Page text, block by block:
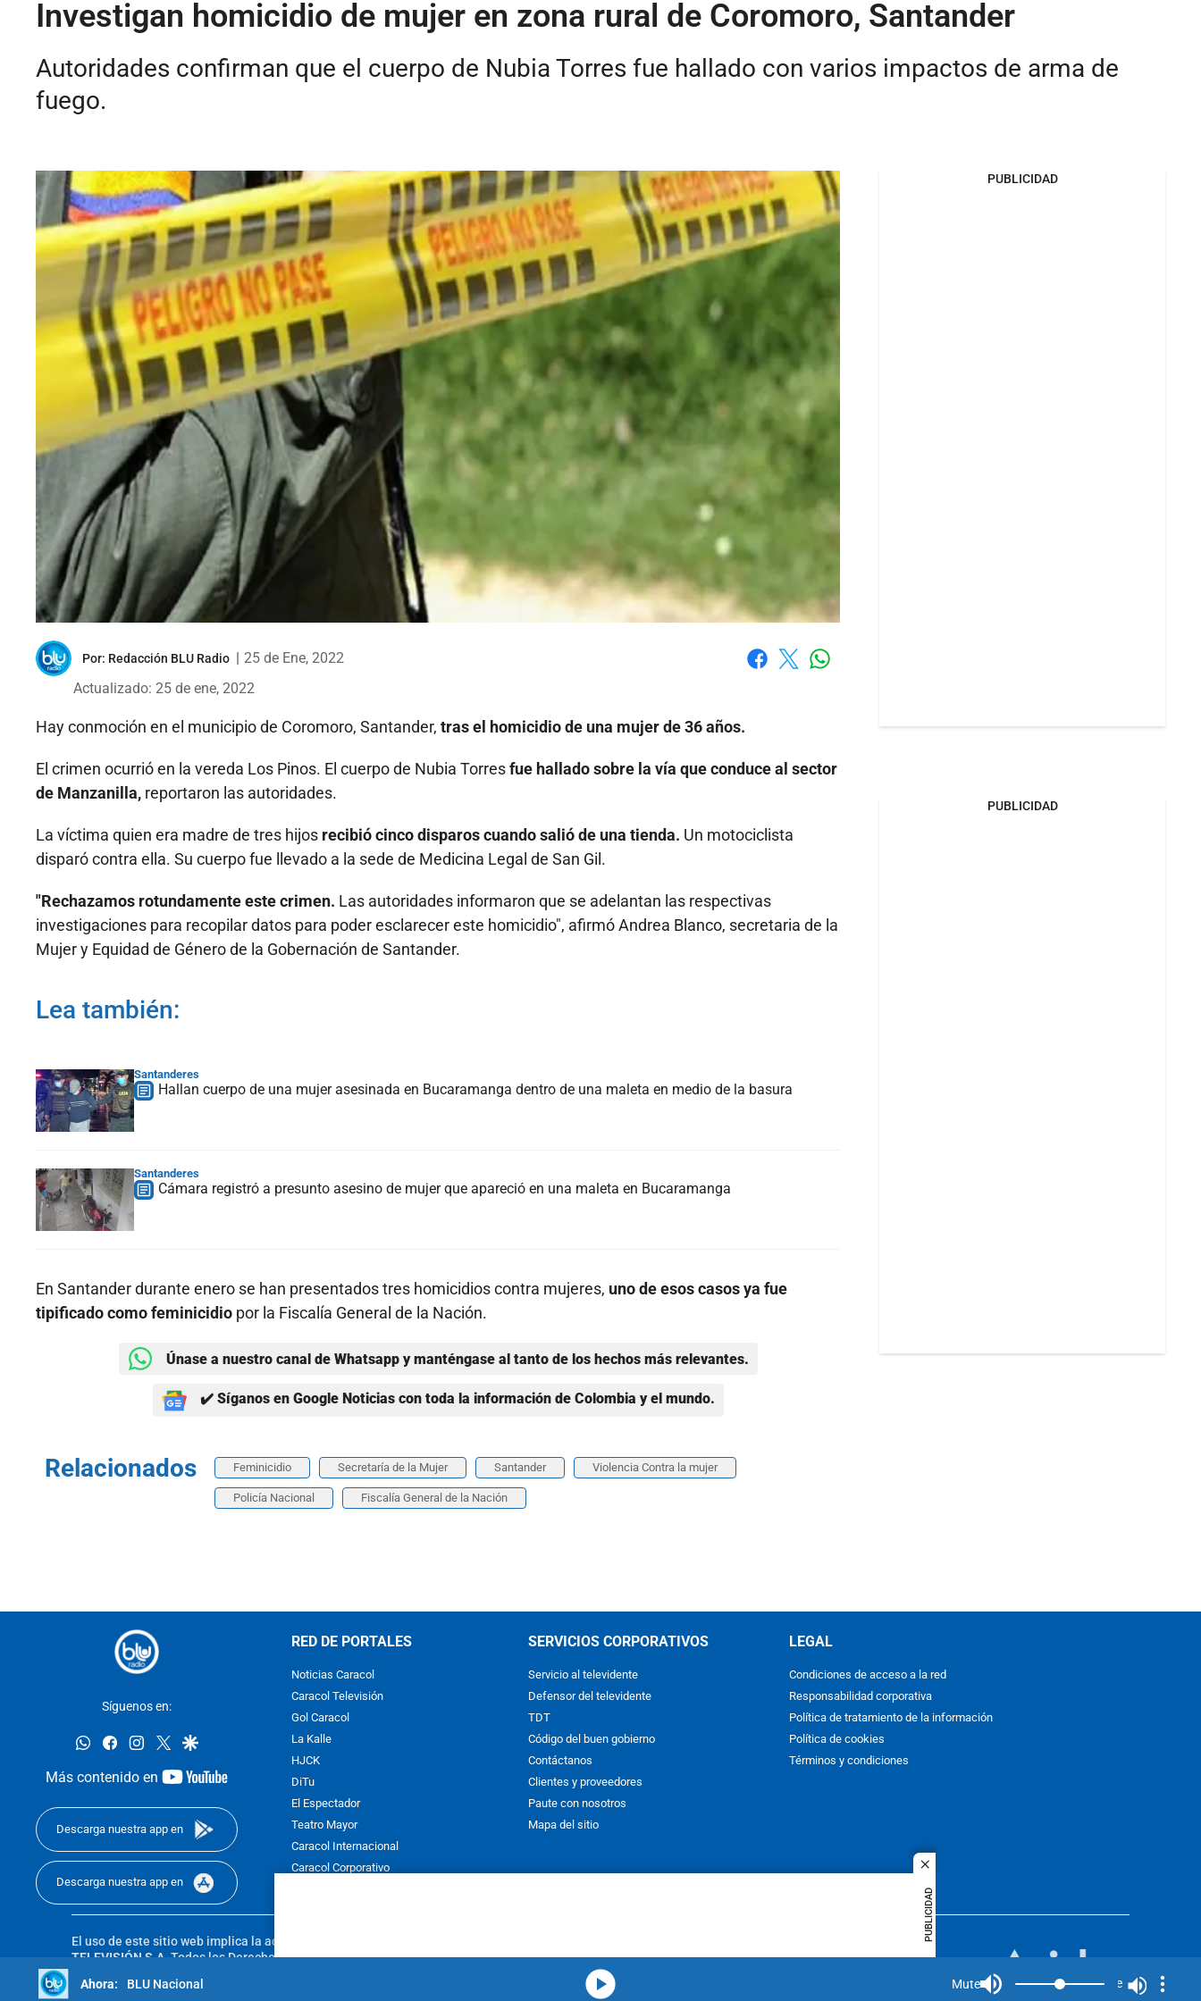
close
PUBLICIDAD
Investigan homicidio de mujer en zona rural de Coromoro, Santander
Autoridades confirman que el cuerpo de Nubia Torres fue hallado con varios impactos de arma de
fuego.
Por: Redacción BLU Radio
25 de Ene, 2022
Actualizado: 25 de ene, 2022
Hay conmoción en el municipio de Coromoro, Santander, tras el homicidio de una mujer de 36 años.
El crimen ocurrió en la vereda Los Pinos. El cuerpo de Nubia Torresfue hallado sobre la vía que conduce al sector
de Manzanilla, reportaron las autoridades.
La víctima quien era madre de tres hijos recibió cinco disparos cuando salió de una tienda. Un motociclista
disparó contra ella. Su cuerpo fue llevado a la sede de Medicina Legal de San Gil.
"Rechazamos rotundamente este crimen. Las autoridades informaron que se adelantan las respectivas
investigaciones para recopilar datos para poder esclarecer este homicidio", afirmó Andrea Blanco, secretaria de la
Mujer y Equidad de Género de la Gobernación de Santander.
Lea también:
Santanderes
Hallan cuerpo de una mujer asesinada en Bucaramanga dentro de una maleta en medio de la basura
Santanderes
Cámara registró a presunto asesino de mujer que apareció en una maleta en Bucaramanga
En Santander durante enero se han presentados tres homicidios contra mujeres, uno de esos casos ya fue
tipificado como feminicidio por la Fiscalía General de la Nación.
Únase a nuestro canal de Whatsapp y manténgase al tanto de los hechos más relevantes.
✔️ Síganos en Google Noticias con toda la información de Colombia y el mundo.
Relacionados Feminicidio Secretaría de la Mujer Santander Violencia Contra la mujer
Policía Nacional Fiscalía General de la Nación
PUBLICIDAD
PUBLICIDAD
Síguenos en:
whatsappfacebookinstagram
twittergoogle
Más contenido en
youtube-
Descarga nuestra app en
Descarga nuestra app en
RED DE PORTALES
Noticias Caracol
Caracol Televisión
Gol Caracol
La Kalle
HJCK
DiTu
El Espectador
Teatro Mayor
Caracol Internacional
Caracol Corporativo
SERVICIOS CORPORATIVOS
Servicio al televidente
Defensor del televidente
TDT
Código del buen gobierno
Contáctanos
Clientes y proveedores
Paute con nosotros
Mapa del sitio
LEGAL
Condiciones de acceso a la red
Responsabilidad corporativa
Política de tratamiento de la información
Política de cookies
Términos y condiciones
El uso de este sitio web implica la aceptación de los
TELEVISIÓN S.A.Todos los Derechos Reservados D.R.A. Prohibida su reproducción total o parcial, así como su traducción a cualquier idioma
sin autorización escrita de su titular. Reproduction in whole or in part, or translation without written permission is prohibited. All rights
reserved 2025.BLU Nacional
Mute Mute